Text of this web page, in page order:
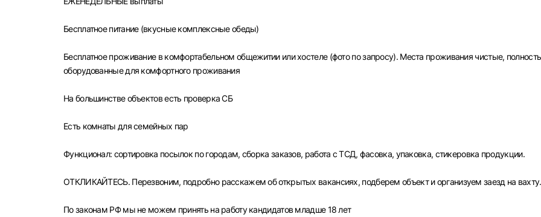
Войдите в личный кабинет, чтобы просматривать
Пароль
Бесплатное питание (вкусные комплексные обеды)
Бесплатное проживание в комфортабельном общежитии или хостеле (фото по запросу). Места проживания чистые,
оборудованные для комфортного проживания
На большинстве объектов есть проверка СБ
Есть комнаты для семейных пар
Функционал: сортировка посылок по городам, сборка заказов, работа с ТСД, фасовка, упаковка, стикеровка продукции.
ОТКЛИКАЙТЕСЬ. Перезвоним, подробно расскажем об открытых вакансиях, подберем объект и организуем заезд на вахту.
По законам РФ мы не можем принять на работу кандидатов младше 18 лет